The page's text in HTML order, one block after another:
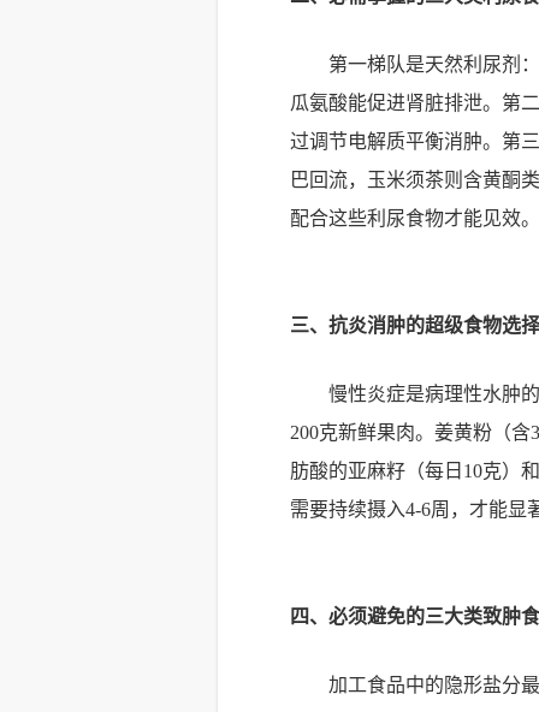
第一梯队是天然利尿剂
瓜氨酸能促进肾脏排泄。第
过调节电解质平衡消肿。第
巴回流，玉米须茶则含黄酮
配合这些利尿食物才能见效
三、抗炎消肿的超级食物选
慢性炎症是病理性水肿
200克新鲜果肉。姜黄粉（
肪酸的亚麻籽（每日10克）
需要持续摄入4-6周，才能显
四、必须避免的三大类致肿
加工食品中的隐形盐分